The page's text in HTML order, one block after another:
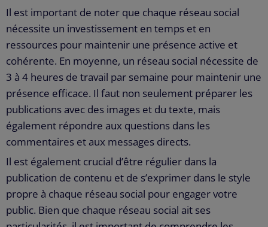
Il est important de noter que chaque réseau social
nécessite un investissement en temps et en
ressources pour maintenir une présence active et
cohérente. En moyenne, un réseau social nécessite de
3 à 4 heures de travail par semaine pour maintenir une
présence efficace. Il faut non seulement préparer les
publications avec des images et du texte, mais
également répondre aux questions dans les
commentaires et aux messages directs.
Il est également crucial d’être régulier dans la
publication de contenu et de s’exprimer dans le style
propre à chaque réseau social pour engager votre
public. Bien que chaque réseau social ait ses